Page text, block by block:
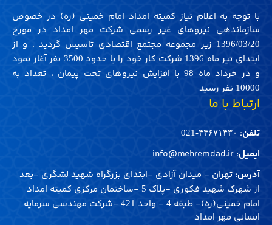
با توجه به اعلام نیاز کمیته امداد امام خمینی (ره) در خصوص
سازماندهی نیروهای غیر رسمی شرکت مهر امداد در مورخ
1396/03/20 زیر مجموعه مجتمع اقتصادی تاسیس گردید . و از
ابتدای تیر ماه 1396 شرکت کار خود را با حدود 3500 نفر آغاز نمود
و در خرداد ماه
98 با افزایش نیروهای تحت پیمان ، تعداد به
10000 نفر رسید
ارتباط با ما
تلفن: ۴۴۶۷۱۴۳۰-021
ایمیل: info@mehremdad.ir
آدرس: تهران - میدان آزادی -ابتدای بزرگراه شهید لشگری -بعد
از شهرک شهید فکوری -پلاک 5 -ساختمان مرکزی کمیته امداد
امام خمینی(ره)- طبقه 4 - واحد 421 -شرکت مهندسی سرمایه
انسانی مهر امداد